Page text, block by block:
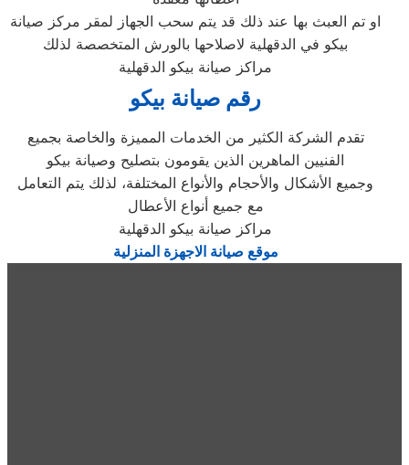
او تم العبث بها عند ذلك قد يتم سحب الجهاز لمقر مركز صيانة
بيكو في الدقهلية لاصلاحها بالورش المتخصصة لذلك
مراكز صيانة بيكو الدقهلية
رقم صيانة بيكو
تقدم الشركة الكثير من الخدمات المميزة والخاصة بجميع
الفنيين الماهرين الذين يقومون بتصليح وصيانة بيكو
وجميع الأشكال والأحجام والأنواع المختلفة، لذلك يتم التعامل
مع جميع أنواع الأعطال
مراكز صيانة بيكو الدقهلية
موقع صيانة الاجهزة المنزلية